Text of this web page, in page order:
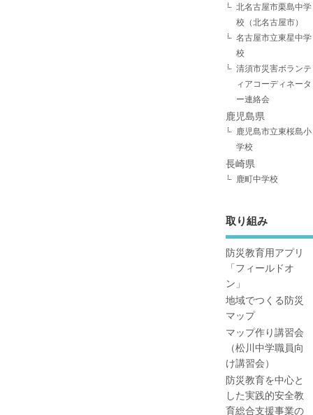
北名古屋市栗島中学
校（北名古屋市）
名古屋市立東星中学
校
清須市災害ボランテ
ィアコーディネータ
ー連絡会
鹿児島県
鹿児島市立東桜島小
学校
長崎県
鹿町中学校
取り組み
防災教育用アプリ
「フィールドオ
ン」
地域でつくる防災
マップ
マップ作り講習会
（松川中学職員向
け講習会）
防災教育を中心と
した実践的安全教
育総合支援事業の